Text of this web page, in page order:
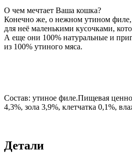
О чем мечтает Ваша кошка?
Конечно же, о нежном утином филе,
для неё маленькими кусочками,
А еще они 100% натуральные и
из 100% утиного мяса.
Состав: утиное филе.Пищевая
4,3%, зола 3,9%, клетчатка 0,1%,
Детали